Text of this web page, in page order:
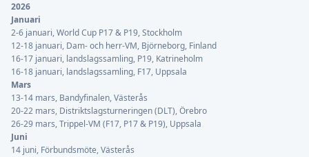
2026
Januari
2-6 januari, World Cup P17 & P19, Stockholm
12-18 januari, Dam- och herr-VM, Björneborg, Finland
16-17 januari, landslagssamling, P19, Katrineholm
16-18 januari, landslagssamling, F17, Uppsala
Mars
13-14 mars, Bandyfinalen, Västerås
20-22 mars, Distriktslagsturneringen (DLT), Örebro
26-29 mars, Trippel-VM (F17, P17 & P19), Uppsala
Juni
14 juni, Förbundsmöte, Västerås